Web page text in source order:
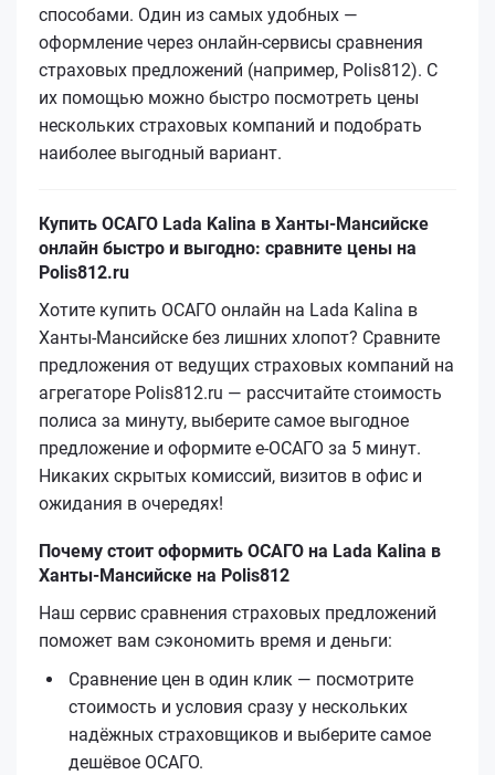
способами. Один из самых удобных —
оформление через онлайн-сервисы сравнения
страховых предложений (например, Polis812). С
их помощью можно быстро посмотреть цены
нескольких страховых компаний и подобрать
наиболее выгодный вариант.
Купить ОСАГО Lada Kalina в Ханты-Мансийске
онлайн быстро и выгодно: сравните цены на
Polis812.ru
Хотите купить ОСАГО онлайн на Lada Kalina в
Ханты-Мансийске без лишних хлопот? Сравните
предложения от ведущих страховых компаний на
агрегаторе Polis812.ru — рассчитайте стоимость
полиса за минуту, выберите самое выгодное
предложение и оформите е‑ОСАГО за 5 минут.
Никаких скрытых комиссий, визитов в офис и
ожидания в очередях!
Почему стоит оформить ОСАГО на Lada Kalina в
Ханты-Мансийске на Polis812
Наш сервис сравнения страховых предложений
поможет вам сэкономить время и деньги:
Сравнение цен в один клик — посмотрите
стоимость и условия сразу у нескольких
надёжных страховщиков и выберите самое
дешёвое ОСАГО.